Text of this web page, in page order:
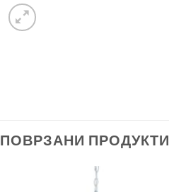
ПОВРЗАНИ ПРОДУКТИ